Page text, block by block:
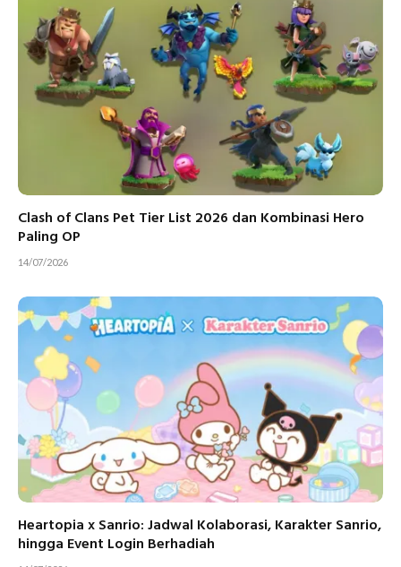
Clash of Clans Pet Tier List 2026 dan Kombinasi Hero
Paling OP
14/07/2026
Heartopia x Sanrio: Jadwal Kolaborasi, Karakter Sanrio,
hingga Event Login Berhadiah